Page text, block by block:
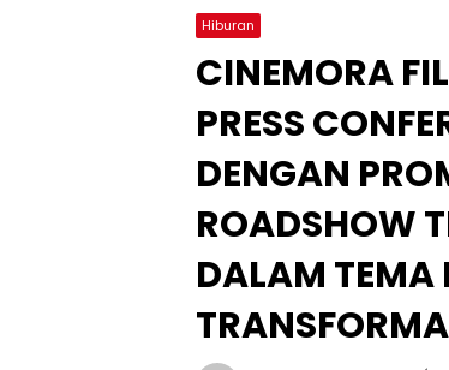
Hiburan
CINEMORA
PRESS
DENGAN
ROADSHOW
DALAM TEMA